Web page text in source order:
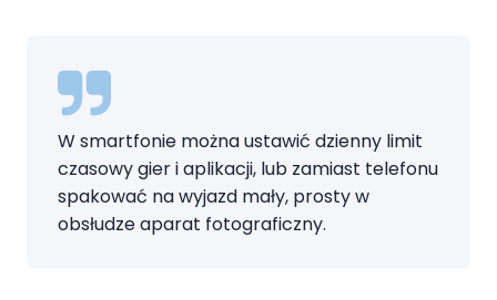
W smartfonie można ustawić dzienny limit
czasowy gier i aplikacji, lub zamiast telefonu
spakować na wyjazd mały, prosty w
obsłudze aparat fotograficzny.